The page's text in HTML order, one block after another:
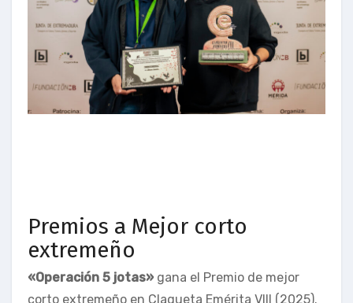
Premios a Mejor corto
extremeño
«Operación 5 jotas» gana el Premio de mejor
corto extremeño en Claqueta Emérita VIII (2025).